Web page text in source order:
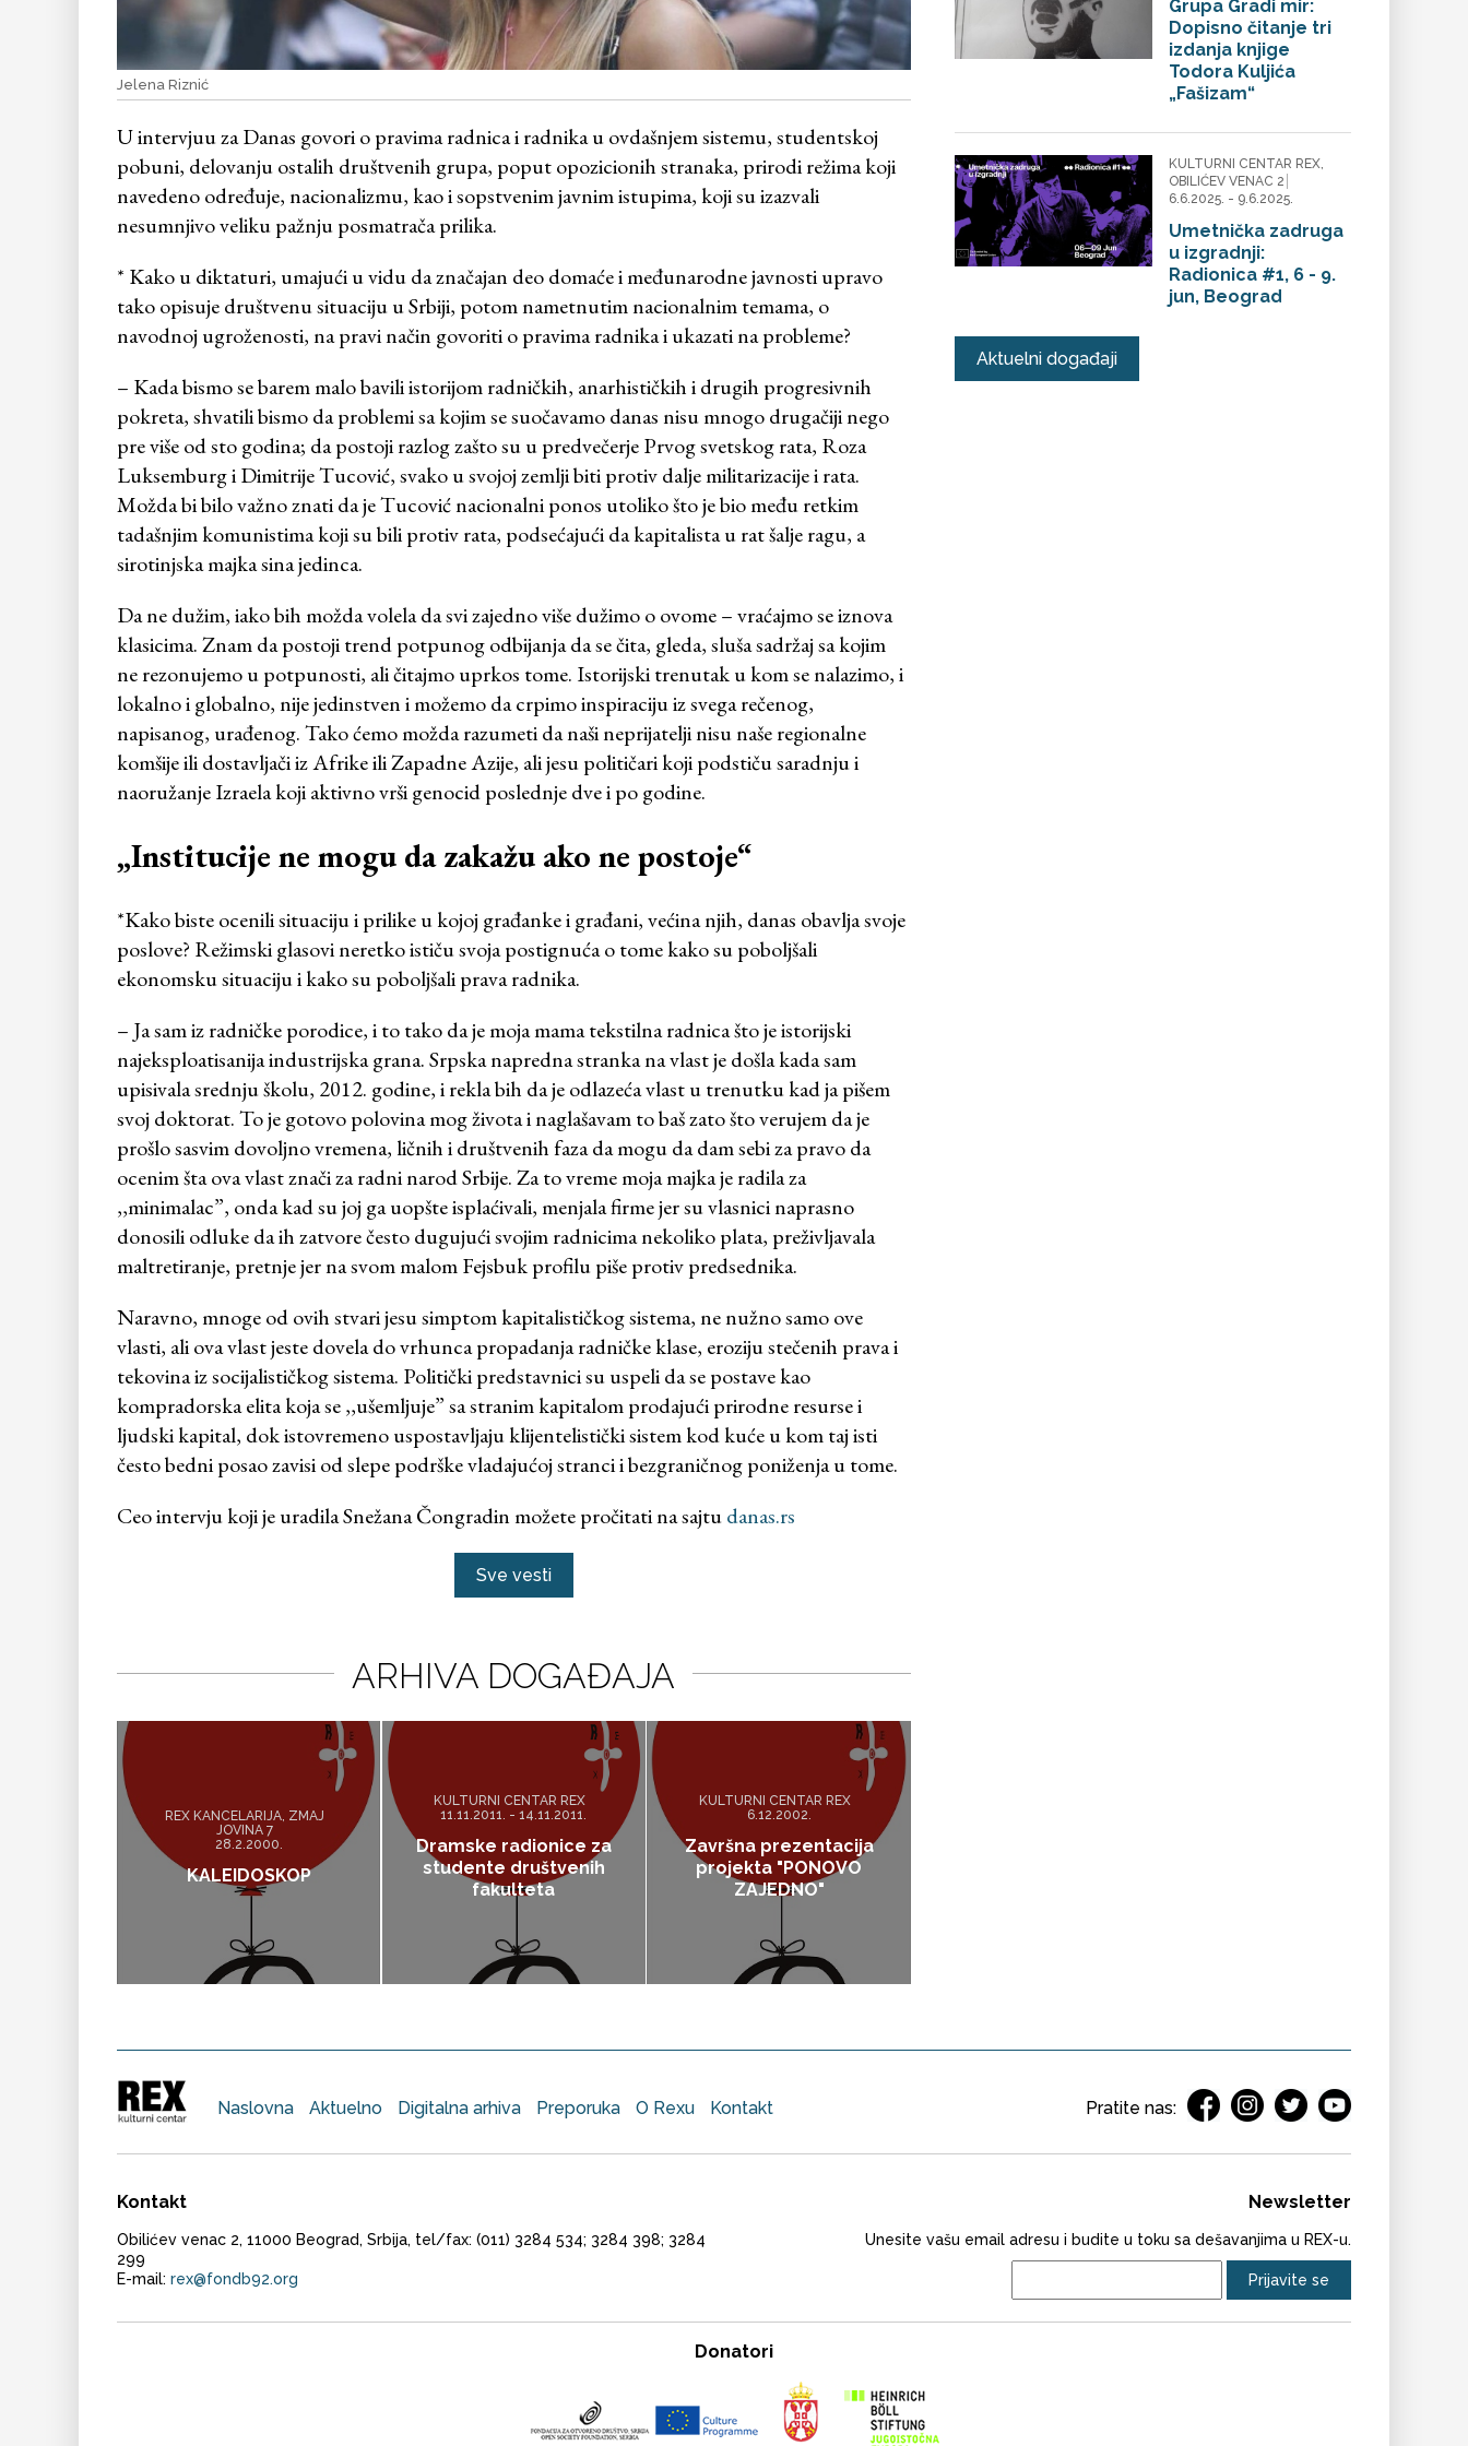
Jelena Riznić
U intervjuu za Danas govori o pravima radnica i radnika u ovdašnjem sistemu, studentskoj
pobuni, delovanju ostalih društvenih grupa, poput opozicionih stranaka, prirodi režima koji
navedeno određuje, nacionalizmu, kao i sopstvenim javnim istupima, koji su izazvali
nesumnjivo veliku pažnju posmatrača prilika.
* Kako u diktaturi, umajući u vidu da značajan deo domaće i međunarodne javnosti upravo
tako opisuje društvenu situaciju u Srbiji, potom nametnutim nacionalnim temama, o
navodnoj ugroženosti, na pravi način govoriti o pravima radnika i ukazati na probleme?
– Kada bismo se barem malo bavili istorijom radničkih, anarhističkih i drugih progresivnih
pokreta, shvatili bismo da problemi sa kojim se suočavamo danas nisu mnogo drugačiji nego
pre više od sto godina; da postoji razlog zašto su u predvečerje Prvog svetskog rata, Roza
Luksemburg i Dimitrije Tucović, svako u svojoj zemlji biti protiv dalje militarizacije i rata.
Možda bi bilo važno znati da je Tucović nacionalni ponos utoliko što je bio među retkim
tadašnjim komunistima koji su bili protiv rata, podsećajući da kapitalista u rat šalje ragu, a
sirotinjska majka sina jedinca.
Da ne dužim, iako bih možda volela da svi zajedno više dužimo o ovome – vraćajmo se iznova
klasicima. Znam da postoji trend potpunog odbijanja da se čita, gleda, sluša sadržaj sa kojim
ne rezonujemo u potpunosti, ali čitajmo uprkos tome. Istorijski trenutak u kom se nalazimo, i
lokalno i globalno, nije jedinstven i možemo da crpimo inspiraciju iz svega rečenog,
napisanog, urađenog. Tako ćemo možda razumeti da naši neprijatelji nisu naše regionalne
komšije ili dostavljači iz Afrike ili Zapadne Azije, ali jesu političari koji podstiču saradnju i
naoružanje Izraela koji aktivno vrši genocid poslednje dve i po godine.
„Institucije ne mogu da zakažu ako ne postoje“
*Kako biste ocenili situaciju i prilike u kojoj građanke i građani, većina njih, danas obavlja svoje
poslove? Režimski glasovi neretko ističu svoja postignuća o tome kako su poboljšali
ekonomsku situaciju i kako su poboljšali prava radnika.
– Ja sam iz radničke porodice, i to tako da je moja mama tekstilna radnica što je istorijski
najeksploatisanija industrijska grana. Srpska napredna stranka na vlast je došla kada sam
upisivala srednju školu, 2012. godine, i rekla bih da je odlazeća vlast u trenutku kad ja pišem
svoj doktorat. To je gotovo polovina mog života i naglašavam to baš zato što verujem da je
prošlo sasvim dovoljno vremena, ličnih i društvenih faza da mogu da dam sebi za pravo da
ocenim šta ova vlast znači za radni narod Srbije. Za to vreme moja majka je radila za
,,minimalac”, onda kad su joj ga uopšte isplaćivali, menjala firme jer su vlasnici naprasno
donosili odluke da ih zatvore često dugujući svojim radnicima nekoliko plata, preživljavala
maltretiranje, pretnje jer na svom malom Fejsbuk profilu piše protiv predsednika.
Naravno, mnoge od ovih stvari jesu simptom kapitalističkog sistema, ne nužno samo ove
vlasti, ali ova vlast jeste dovela do vrhunca propadanja radničke klase, eroziju stečenih prava i
tekovina iz socijalističkog sistema. Politički predstavnici su uspeli da se postave kao
kompradorska elita koja se ,,ušemljuje” sa stranim kapitalom prodajući prirodne resurse i
ljudski kapital, dok istovremeno uspostavljaju klijentelistički sistem kod kuće u kom taj isti
često bedni posao zavisi od slepe podrške vladajućoj stranci i bezgraničnog poniženja u tome.
Ceo intervju koji je uradila Snežana Čongradin možete pročitati na sajtudanas.rs
Sve vesti
ARHIVA DOGAĐAJA
REX KANCELARIJA, ZMAJ
JOVINA 7
28.2.2000.
KALEIDOSKOP
KULTURNI CENTAR REX
11.11.2011. - 14.11.2011.
Dramske radionice za
studente društvenih
fakulteta
KULTURNI CENTAR REX
6.12.2002.
Završna prezentacija
projekta "PONOVO
ZAJEDNO"
Grupa Gradi mir:
Dopisno čitanje tri
izdanja knjige
Todora Kuljića
„Fašizam“
KULTURNI CENTAR REX,
OBILIĆEV VENAC 2
6.6.2025. - 9.6.2025.
Umetnička zadruga
u izgradnji:
Radionica #1, 6 - 9.
jun, Beograd
Aktuelni događaji
Naslovna Aktuelno Digitalna arhiva Preporuka O Rexu Kontakt Pratite nas:
Kontakt
Obilićev venac 2, 11000 Beograd, Srbija, tel/fax: (011) 3284 534; 3284 398; 3284
299
E-mail: rex@fondb92.org
Newsletter
Unesite vašu email adresu i budite u toku sa dešavanjima u REX-u.
Donatori